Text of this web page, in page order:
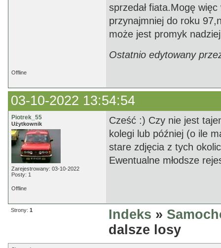
sprzedał fiata.Mogę
przynajmniej do roku
może jest promyk
Ostatnio edytowany
Offline
03-10-2022 13:54:54
Piotrek_55
Użytkownik
Zarejestrowany: 03-10-2022
Posty: 1
Cześć :) Czy nie jest
kolegi lub później (o ile
stare zdjęcia z tych
Ewentualne młodsze
Offline
Strony: 1 Indeks »
dalsze losy